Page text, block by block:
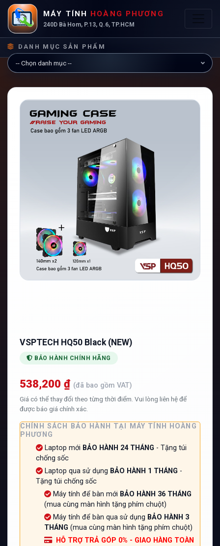
MÁY TÍNH HOÀNG PHƯƠNG
240D Bà Hom, P.13, Q.6, TP.HCM
DANH MỤC SẢN PHẨM
VSPTECH HQ50 Black (NEW)
BẢO HÀNH CHÍNH HÃNG
538,200 ₫ (đã bao gồm VAT)
Giá có thể thay đổi theo từng thời điểm. Vui lòng liên hệ để
được báo giá chính xác.
CHÍNH SÁCH BẢO HÀNH TẠI MÁY TÍNH HOÀNG
PHƯƠNG
Laptop mới BẢO HÀNH 24 THÁNG - Tặng túi
chống sốc
Laptop qua sử dụng BẢO HÀNH 1 THÁNG -
Tặng túi chống sốc
Máy tính để bàn mới BẢO HÀNH 36 THÁNG
(mua cùng màn hình tặng phím chuột)
Máy tính để bàn qua sử dụng BẢO HÀNH 3
THÁNG (mua cùng màn hình tặng phím chuột)
HỖ TRỢ TRẢ GÓP 0% - GIAO HÀNG TOÀN